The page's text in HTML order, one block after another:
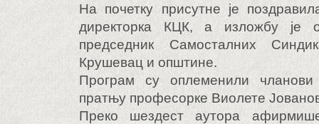
На почетку присутне је
директорка КЦК, а изложбу је
председник Самосталних
Крушевац и општине.
Програм су оплеменили
пратњу професорке Виолете
Преко шездест аутора